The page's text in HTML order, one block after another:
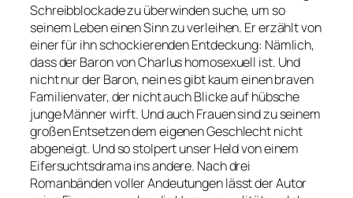
Schreibblockade zu überwinden suche, um so
seinem Leben einen Sinn zu verleihen. Er erzählt von
einer für ihn schockierenden Entdeckung: Nämlich,
dass der Baron von Charlus homosexuell ist. Und
nicht nur der Baron, nein es gibt kaum einen braven
Familienvater, der nicht auch Blicke auf hübsche
junge Männer wirft. Und auch Frauen sind zu seinem
großen Entsetzen dem eigenen Geschlecht nicht
abgeneigt. Und so stolpert unser Held von einem
Eifersuchtsdrama ins andere. Nach drei
Romanbänden voller Andeutungen lässt der Autor